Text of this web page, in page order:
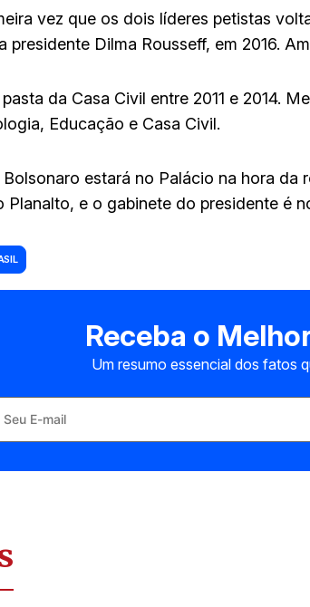
vez que os dois líderes petistas
presidente Dilma Rousseff, em 2016.
da Casa Civil entre 2011 e 2014.
Educação e Casa Civil.
Bolsonaro estará no Palácio na hora da
Planalto, e o gabinete do presidente é
Receba o
Um resumo essencial dos fatos